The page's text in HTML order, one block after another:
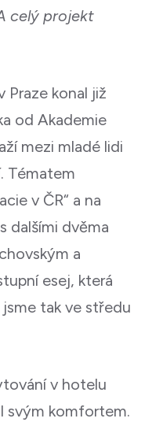
celý projekt
Praze konal již
od Akademie
mezi mladé lidi
Tématem
v ČR“ a na
dalšími dvěma
a
esej, která
tak ve středu
v hotelu
svým komfortem.